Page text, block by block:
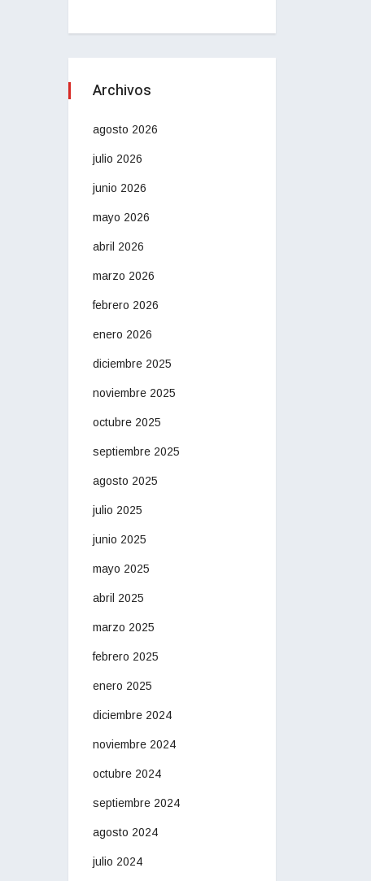
Archivos
agosto 2026
julio 2026
junio 2026
mayo 2026
abril 2026
marzo 2026
febrero 2026
enero 2026
diciembre 2025
noviembre 2025
octubre 2025
septiembre 2025
agosto 2025
julio 2025
junio 2025
mayo 2025
abril 2025
marzo 2025
febrero 2025
enero 2025
diciembre 2024
noviembre 2024
octubre 2024
septiembre 2024
agosto 2024
julio 2024